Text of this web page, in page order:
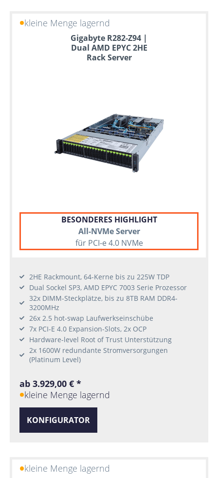
kleine Menge lagernd
Gigabyte R282-Z94 |
Dual AMD EPYC 2HE
Rack Server
BESONDERES HIGHLIGHT
All-NVMe Server
für PCI-e 4.0 NVMe
2HE Rackmount, 64-Kerne bis zu 225W TDP
Dual Sockel SP3, AMD EPYC 7003 Serie Prozessor
32x DIMM-Steckplätze, bis zu 8TB RAM DDR4-
3200MHz
26x 2.5 hot-swap Laufwerkseinschübe
7x PCI-E 4.0 Expansion-Slots, 2x OCP
Hardware-level Root of Trust Unterstützung
2x 1600W redundante Stromversorgungen
(Platinum Level)
ab 3.929,00 € *
kleine Menge lagernd
KONFIGURATOR
kleine Menge lagernd